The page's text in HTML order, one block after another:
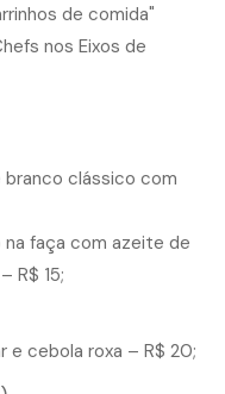
clássico com
faça com azeite de
R$ 15;
e cebola roxa – R$ 20;